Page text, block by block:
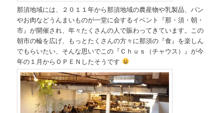
那須地域には、２０１１年から那須地域の農産物や乳製品、パン
やお肉などうんまいものが一堂に会するイベント『那・須・朝・
市』が開催され、年々たくさんの人で賑わってきています。この
朝市の輪を広げ、もっとたくさんの方々に那須の『食』を楽しん
でもらいたい、そんな思いでこの『Ｃｈｕｓ（チャウス）』が今
年の１月からＯＰＥＮしたそうです